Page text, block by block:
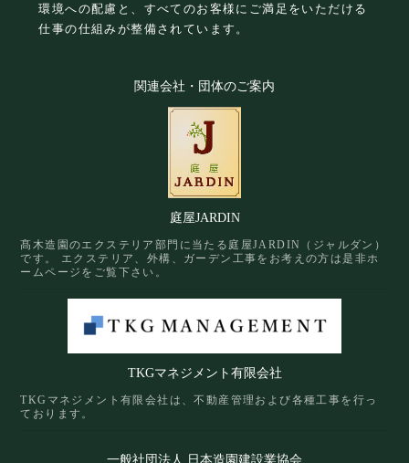
環境への配慮と、すべてのお客様にご満足をいただける
仕事の仕組みが整備されています。
関連会社・団体のご案内
庭屋JARDIN
髙木造園のエクステリア部門に当たる庭屋JARDIN（ジャルダン）
です。 エクステリア、外構、ガーデン工事をお考えの方は是非ホ
ームページをご覧下さい。
TKGマネジメント有限会社
TKGマネジメント有限会社は、不動産管理および各種工事を行っ
ております。
一般社団法人 日本造園建設業協会